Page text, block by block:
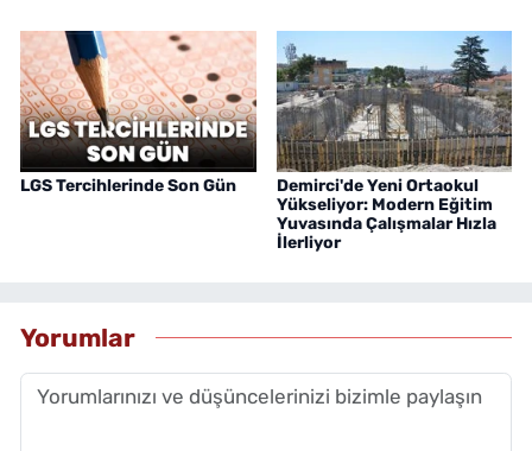
LGS Tercihlerinde Son Gün
Demirci'de Yeni Ortaokul
Yükseliyor: Modern Eğitim
Yuvasında Çalışmalar Hızla
İlerliyor
Yorumlar